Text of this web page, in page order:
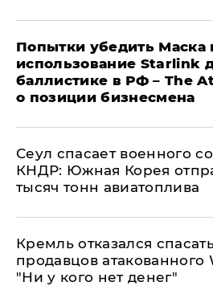
Попытки убедить Маска
использование Starlink
баллистике в РФ – The
о позиции бизнесмена
​Сеул спасает военного
КНДР: Южная Корея
тысяч тонн авиатоплива
Кремль отказался
продавцов атакованного
"Ни у кого нет денег"